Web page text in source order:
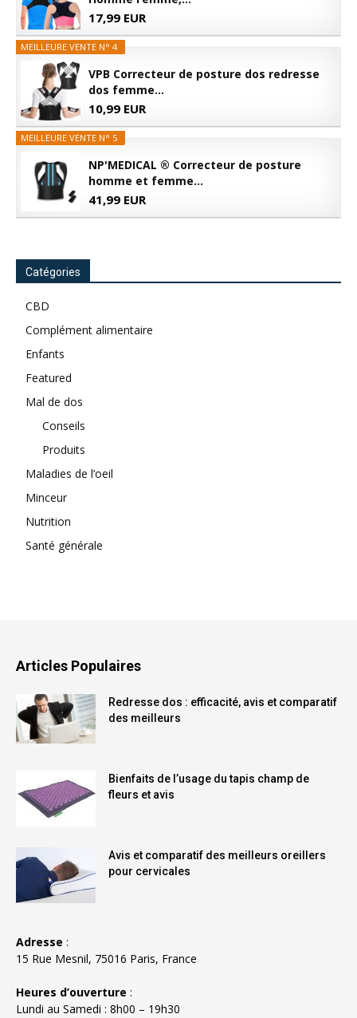
17,99 EUR
MEILLEURE VENTE N° 4
VPB Correcteur de posture dos redresse
dos femme...
10,99 EUR
MEILLEURE VENTE N° 5
NP'MEDICAL ® Correcteur de posture
homme et femme...
41,99 EUR
Catégories
CBD
Complément alimentaire
Enfants
Featured
Mal de dos
Conseils
Produits
Maladies de l’oeil
Minceur
Nutrition
Santé générale
Articles Populaires
Redresse dos : efficacité, avis et comparatif
des meilleurs
Bienfaits de l’usage du tapis champ de
fleurs et avis
Avis et comparatif des meilleurs oreillers
pour cervicales
Adresse :
15 Rue Mesnil, 75016 Paris, France
Heures d’ouverture :
Lundi au Samedi : 8h00 – 19h30